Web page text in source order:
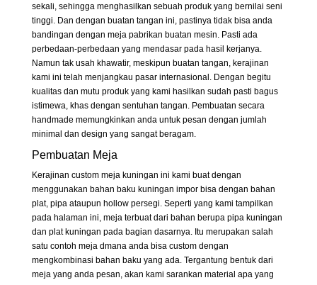
sekali, sehingga menghasilkan sebuah produk yang bernilai seni
tinggi. Dan dengan buatan tangan ini, pastinya tidak bisa anda
bandingan dengan meja pabrikan buatan mesin. Pasti ada
perbedaan-perbedaan yang mendasar pada hasil kerjanya.
Namun tak usah khawatir, meskipun buatan tangan, kerajinan
kami ini telah menjangkau pasar internasional. Dengan begitu
kualitas dan mutu produk yang kami hasilkan sudah pasti bagus
istimewa, khas dengan sentuhan tangan. Pembuatan secara
handmade memungkinkan anda untuk pesan dengan jumlah
minimal dan design yang sangat beragam.
Pembuatan Meja
Kerajinan custom meja kuningan ini kami buat dengan
menggunakan bahan baku kuningan impor bisa dengan bahan
plat, pipa ataupun hollow persegi. Seperti yang kami tampilkan
pada halaman ini, meja terbuat dari bahan berupa pipa kuningan
dan plat kuningan pada bagian dasarnya. Itu merupakan salah
satu contoh meja dmana anda bisa custom dengan
mengkombinasi bahan baku yang ada. Tergantung bentuk dari
meja yang anda pesan, akan kami sarankan material apa yang